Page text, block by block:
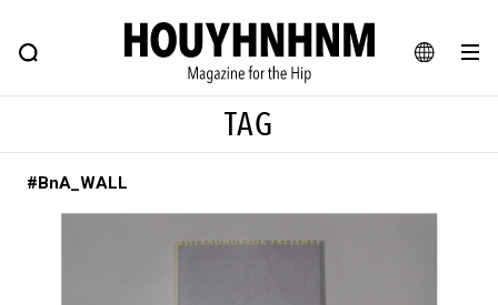
JA
FEATURE BLOG SNAP
ヒップなファッション、カルチャー、ライフスタイルWEBマガジン
#注目のタグ
#SHOPPING ADDICT #憧れの逸品
TAG
#BnA_WALL